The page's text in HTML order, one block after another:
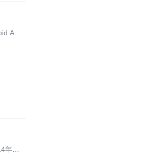
APK
中